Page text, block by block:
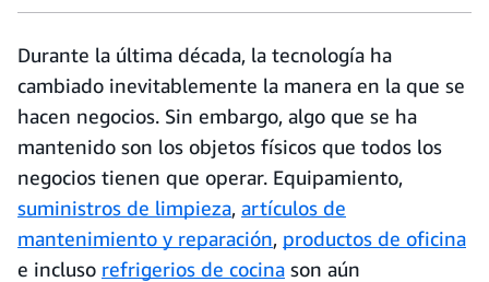
Durante la última década, la tecnología ha
cambiado inevitablemente la manera en la que se
hacen negocios. Sin embargo, algo que se ha
mantenido son los objetos físicos que todos los
negocios tienen que operar. Equipamiento,
suministros de limpieza, artículos de
mantenimiento y reparación, productos de oficina
e incluso refrigerios de cocina son aún